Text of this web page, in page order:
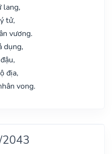
lang,
tử,
vương.
dụng,
địa,
vong.
2043